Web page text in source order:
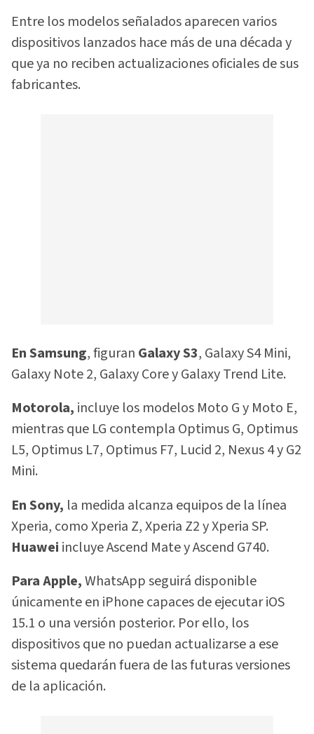
Entre los modelos señalados aparecen varios
dispositivos lanzados hace más de una década y
que ya no reciben actualizaciones oficiales de sus
fabricantes.
En Samsung, figuran Galaxy S3, Galaxy S4 Mini,
Galaxy Note 2, Galaxy Core y Galaxy Trend Lite.
Motorola, incluye los modelos Moto G y Moto E,
mientras que LG contempla Optimus G, Optimus
L5, Optimus L7, Optimus F7, Lucid 2, Nexus 4 y G2
Mini.
En Sony, la medida alcanza equipos de la línea
Xperia, como Xperia Z, Xperia Z2 y Xperia SP.
Huawei incluye Ascend Mate y Ascend G740.
Para Apple,WhatsApp seguirá disponible
únicamente en iPhone capaces de ejecutar iOS
15.1 o una versión posterior. Por ello, los
dispositivos que no puedan actualizarse a ese
sistema quedarán fuera de las futuras versiones
de la aplicación.